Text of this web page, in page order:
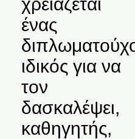
ένας
ιδικός για να
τον
δασκαλέψει,
καθηγητής,